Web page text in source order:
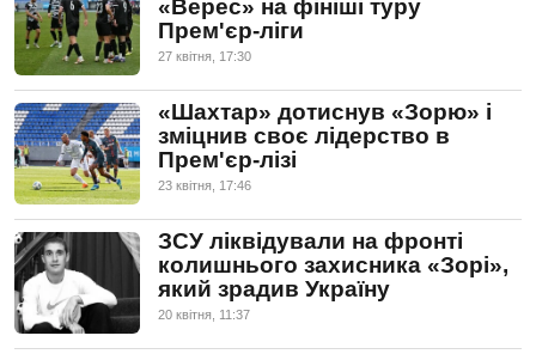
«Верес» на фініші туру
Прем'єр-ліги
27 квiтня, 17:30
«Шахтар» дотиснув «Зорю» і
зміцнив своє лідерство в
Прем'єр-лізі
23 квiтня, 17:46
ЗСУ ліквідували на фронті
колишнього захисника «Зорі»,
який зрадив Україну
20 квiтня, 11:37